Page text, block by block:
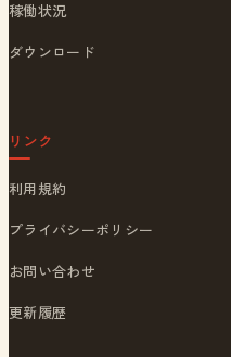
稼働状況
ダウンロード
リンク
利用規約
プライバシーポリシー
お問い合わせ
更新履歴